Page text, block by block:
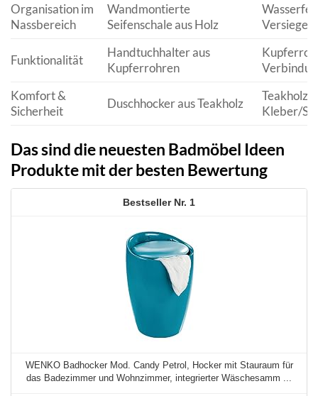
Organisation im
Nassbereich
Wandmontierte
Seifenschale aus Holz
Funktionalität
Handtuchhalter aus
Kupferrohren
Komfort &
Sicherheit
Duschhocker aus Teakholz
Teakholz,
Kleber/
Das sind die neuesten Badmöbel Ideen
Produkte mit der besten Bewertung
1
WENKO Badhocker Mod. Candy Petrol, Hocker mit Stauraum für
das Badezimmer und Wohnzimmer, integrierter Wäschesamm ...